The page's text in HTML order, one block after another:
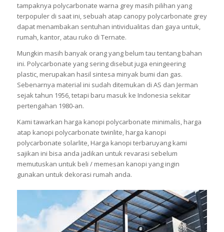
tampaknya polycarbonate warna grey masih pilihan yang
terpopuler di saat ini, sebuah atap canopy polycarbonate grey
dapat menambakan sentuhan intividualitas dan gaya untuk,
rumah, kantor, atau ruko di Ternate.
Mungkin masih banyak orang yang belum tau tentang bahan
ini. Polycarbonate yang sering disebut juga eningeering
plastic, merupakan hasil sintesa minyak bumi dan gas.
Sebenarnya material ini sudah ditemukan di AS dan Jerman
sejak tahun 1956, tetapi baru masuk ke Indonesia sekitar
pertengahan 1980-an.
Kami tawarkan harga kanopi polycarbonate minimalis, harga
atap kanopi polycarbonate twinlite, harga kanopi
polycarbonate solarlite, Harga kanopi terbaruyang kami
sajikan ini bisa anda jadikan untuk revarasi sebelum
memutuskan untuk beli / memesan kanopi yang ingin
gunakan untuk dekorasi rumah anda.